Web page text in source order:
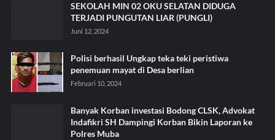
SEKOLAH MIN 02 OKU SELATAN DIDUGA
TERJADI PUNGUTAN LIAR (PUNGLI)
Juni 12, 2024
Polisi berhasil Ungkap teka teki peristiwa
penemuan mayat di Desa berlian
Februari 10, 2024
Banyak Korban investasi Bodong CLSK, Advokat
Indafikri SH Dampingi Korban Bikin Laporan ke
Polres Muba